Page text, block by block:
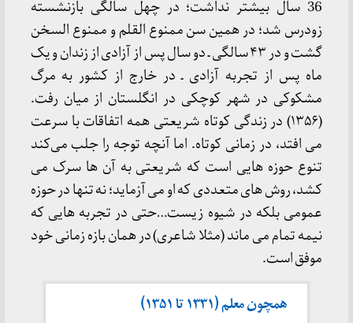
36 سال بیشتر نداشت؛ در چهل سالگی بازنشسته
زودرس شد؛ در همین سن ممنوع القلم و ممنوع السخن
گشت و در ۴۳ سالگی ـ دو سال پس از آزادی از زندان و یک
ماه پس از تجربه آزادی ـ در خارج از کشور به مرگ
مشکوکی در شهر کوچکی در انگلستان از میان رفت.
(۱۳۵۶) در زندگی کوتاه شریعتی همه اتفاقات با سرعت
می افتد، در زمانی کوتاه. اما آنچه توجه را جلب می‌کند
تنوع حوزه هایی است که شریعتی به آن ها سرک می
کشد، روش های متعددی که او می آزماید؛ نه تنها در حوزه
عمومی بلکه در شیوه زیست…حتی در تجربه هایی که
نیمه تمام می ماند (مثلا شاعری) در همان بازه زمانی خود
موفق است.
همچون معلم (۱۳۳۱ تا ۱۳۵۱)